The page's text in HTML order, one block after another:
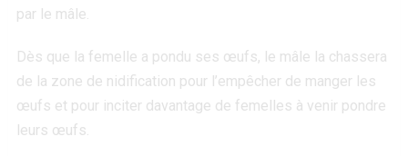
par le mâle.
Dès que la femelle a pondu ses œufs, le mâle la chassera
de la zone de nidification pour l’empêcher de manger les
œufs et pour inciter davantage de femelles à venir pondre
leurs œufs.